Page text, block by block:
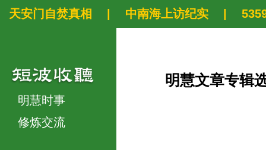
天安门自焚真相 中南海上访纪实
明慧时事
修炼交流
明慧文章专辑